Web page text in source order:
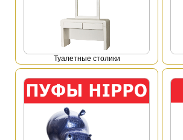
Туалетные столики